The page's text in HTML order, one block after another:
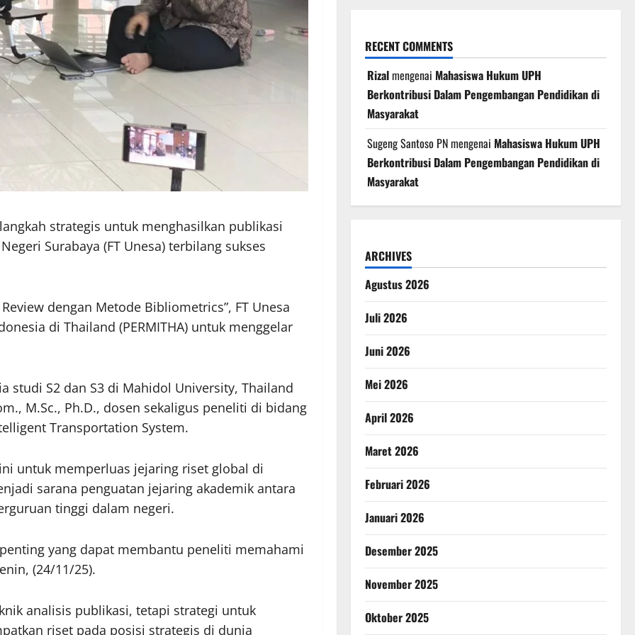
strategis untuk menghasilkan publikasi
Surabaya (FT Unesa) terbilang sukses
dengan Metode Bibliometrics”, FT Unesa
di Thailand (PERMITHA) untuk menggelar
studi S2 dan S3 di Mahidol University, Thailand
M.Sc., Ph.D., dosen sekaligus peneliti di bidang
Transportation System.
untuk memperluas jejaring riset global di
sarana penguatan jejaring akademik antara
tinggi dalam negeri.
yang dapat membantu peneliti memahami
(24/11/25).
analisis publikasi, tetapi strategi untuk
riset pada posisi strategis di dunia
RECENT COMMENTS
Rizalmengenai Mahasiswa Hukum UPH
Berkontribusi Dalam Pengembangan Pendidikan di
Masyarakat
Sugeng Santoso PNmengenai Mahasiswa Hukum UPH
Berkontribusi Dalam Pengembangan Pendidikan di
Masyarakat
ARCHIVES
Agustus 2026
Juli 2026
Juni 2026
Mei 2026
April 2026
Maret 2026
Februari 2026
Januari 2026
Desember 2025
November 2025
Oktober 2025